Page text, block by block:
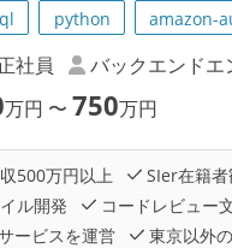
python amazon-
社員 バックエンドエ
万円 〜 750万円
500万円以上
SIer在籍者
ル開発
コードレビュー
ービスを運営
東京以外